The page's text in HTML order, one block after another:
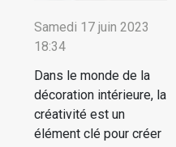
Samedi 17 juin 2023
18:34
Dans le monde de la
décoration intérieure, la
créativité est un
élément clé pour créer